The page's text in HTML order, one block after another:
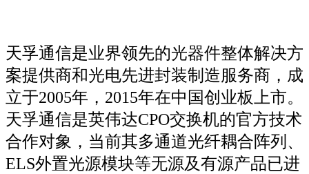
天孚通信是业界领先的光器件整体解决方
案提供商和光电先进封装制造服务商，成
立于2005年，2015年在中国创业板上市。
天孚通信是英伟达CPO交换机的官方技术
合作对象，当前其多通道光纤耦合阵列、
ELS外置光源模块等无源及有源产品已进